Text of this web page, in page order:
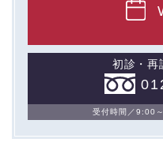
初診・再
受付時間／9:00